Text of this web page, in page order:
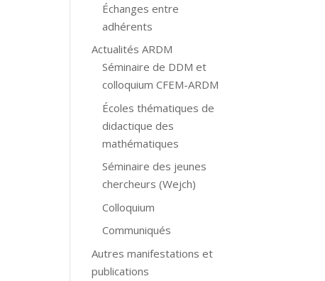
Échanges entre
adhérents
Actualités ARDM
Séminaire de DDM et
colloquium CFEM-ARDM
Écoles thématiques de
didactique des
mathématiques
Séminaire des jeunes
chercheurs (Wejch)
Colloquium
Communiqués
Autres manifestations et
publications